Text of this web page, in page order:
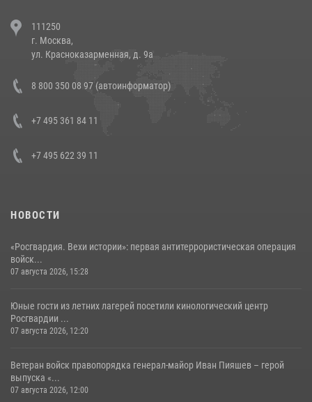
напавших на бригаду скорой помощи (видео)
14 июля 2026, 12:20
В Росгвардии прошла военно-научная конференция по обобщению
боевого опыта
111250
г. Москва,
ул. Красноказарменная, д. 9а
8 800 350 08 97 (автоинформатор)
+7 495 361 84 11
+7 495 622 39 11
НОВОСТИ
«Росгвардия. Вехи истории»: первая антитеррористическая операция
войск...
07 августа 2026, 15:28
Юные гости из летних лагерей посетили кинологический центр
Росгвардии ...
07 августа 2026, 12:20
Ветеран войск правопорядка генерал-майор Иван Пияшев – герой
выпуска «...
07 августа 2026, 12:00